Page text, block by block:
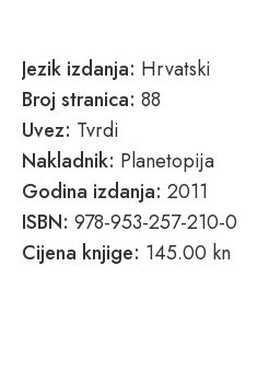
Jezik izdanja: Hrvatski
Broj stranica: 88
Uvez: Tvrdi
Nakladnik: Planetopija
Godina izdanja: 2011
ISBN: 978-953-257-210-0
Cijena knjige: 145.00 kn